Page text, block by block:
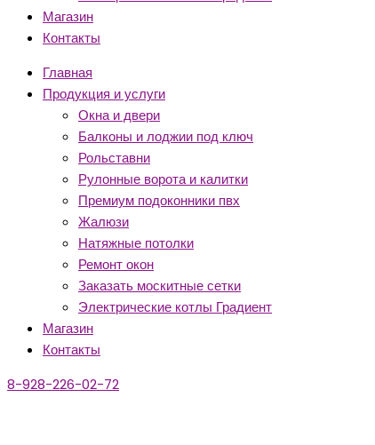
Магазин
Контакты
Главная
Продукция и услуги
Окна и двери
Балконы и лоджии под ключ
Рольставни
Рулонные ворота и калитки
Премиум подоконники пвх
Жалюзи
Натяжные потолки
Ремонт окон
Заказать москитные сетки
Электрические котлы Градиент
Магазин
Контакты
8-928-226-02-72